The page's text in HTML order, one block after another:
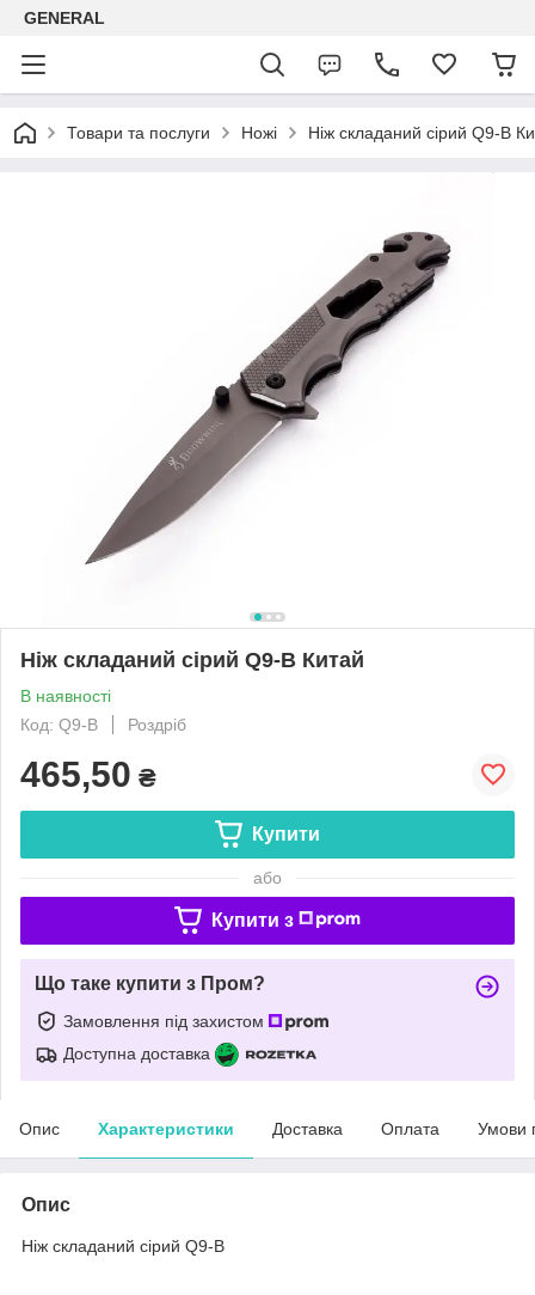
GENERAL
Товари та послуги Ножі Ніж складаний сірий Q9-B
Ніж складаний сірий Q9-B Китай
В наявності
Код: Q9-B
Роздріб
465,50 ₴
Купити
або
Купити з
Що таке купити з Пром?
Замовлення під захистом
Доступна доставка
Опис Характеристики Доставка Оплата Умови
Опис
Ніж складаний сірий Q9-B